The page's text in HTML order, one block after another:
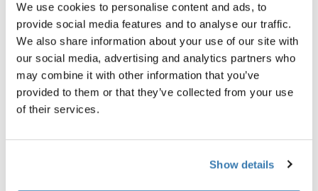
We use cookies to personalise content and ads, to
provide social media features and to analyse our traffic.
We also share information about your use of our site with
our social media, advertising and analytics partners who
may combine it with other information that you’ve
provided to them or that they’ve collected from your use
of their services.
Show details
garder de petits objets facilement accessibles lors de
vos sorties à vélo.
Toggle overview
Description du produit